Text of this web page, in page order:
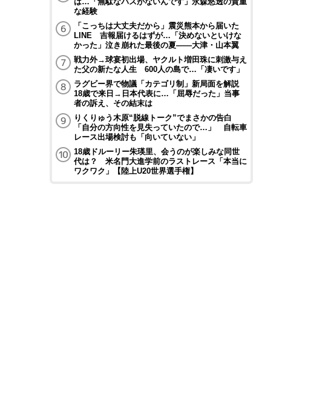
な経験
「こっちは大丈夫だから」震災熊本から届いた
LINE 吉報届けるはずが…「決めないといけな
かった」泣き崩れた最後の夏――大津・山本翼
戦力外→球宴初出場、ヤクルト増田珠に刺激与え
た父の新たな人生 600人の島で…「凄いです」
ラグビー界で物議「カテゴリ制」新局面を解説
18歳で来日→日本代表に…「屈辱だった」当事
者の訴え、その結末は
りくりゅう木原“脱線トーク”でまさかの告白
「自分の方向性を見失っていたので…」 自転車
レース出場検討も「向いていない」
18歳ドルーリー朱瑛里、会うのが楽しみな同世
代は？ 米名門大進学前のラストレース「本当に
ワクワク」【陸上U20世界選手権】